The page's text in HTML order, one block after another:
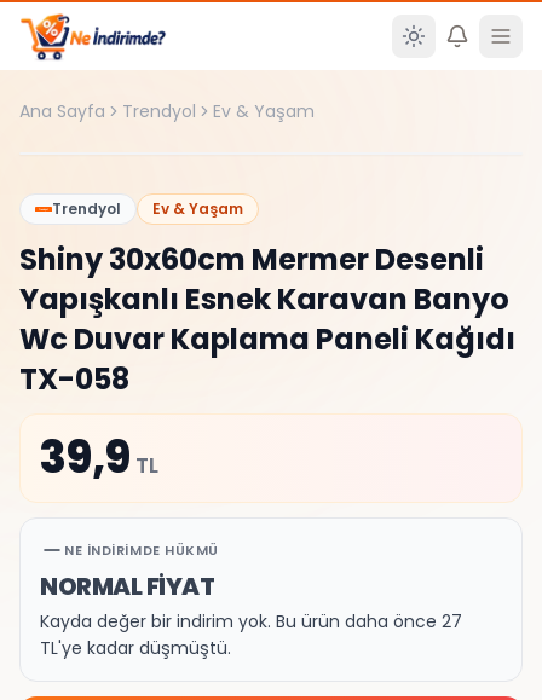
Ana içeriğe atla
Ana Sayfa Trendyol Ev & Yaşam
%0
Trendyol Ev & Yaşam
Shiny 30x60cm Mermer Desenli
Yapışkanlı Esnek Karavan Banyo
Wc Duvar Kaplama Paneli Kağıdı
TX-058
39,9 TL
NE İNDIRIMDE HÜKMÜ
NORMAL FİYAT
Kayda değer bir indirim yok. Bu ürün daha önce 27
TL'ye kadar düşmüştü.